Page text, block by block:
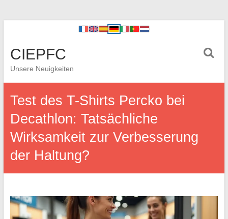
CIEPFC
Unsere Neuigkeiten
Test des T-Shirts Percko bei
Decathlon: Tatsächliche
Wirksamkeit zur Verbesserung
der Haltung?